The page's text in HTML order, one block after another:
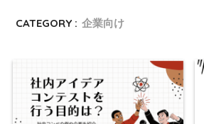
CATEGORY : 企業向け